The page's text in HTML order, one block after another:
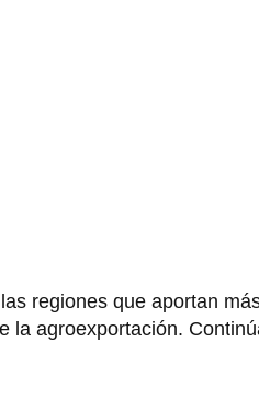
regiones que aportan
la agroexportación.